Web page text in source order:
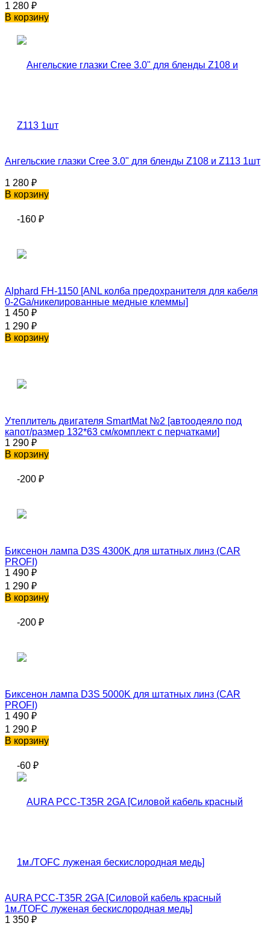
1 280 ₽
В корзину
Ангельские глазки Cree 3.0" для бленды Z108 и Z113 1шт
1 280 ₽
В корзину
-160 ₽
Alphard FH-1150 [ANL колба предохранителя для кабеля
0-2Ga/никелированные медные клеммы]
1 450 ₽
1 290 ₽
В корзину
Утеплитель двигателя SmartMat №2 [автоодеяло под
капот/размер 132*63 см/комплект с перчатками]
1 290 ₽
В корзину
-200 ₽
Биксенон лампа D3S 4300K для штатных линз (CAR
PROFI)
1 490 ₽
1 290 ₽
В корзину
-200 ₽
Биксенон лампа D3S 5000K для штатных линз (CAR
PROFI)
1 490 ₽
1 290 ₽
В корзину
-60 ₽
AURA PCC-T35R 2GA [Силовой кабель красный
1м./TOFC луженая бескислородная медь]
1 350 ₽